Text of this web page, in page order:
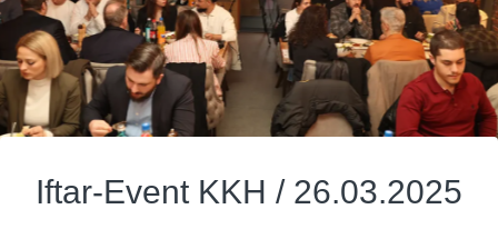
Iftar-Event KKH / 26.03.2025